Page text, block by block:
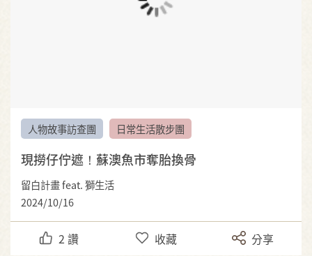
人物故事訪查團 日常生活散步團
現撈仔佇遮！蘇澳魚市奪胎換骨
留白計畫 feat. 獅生活
2024/10/16
2 讚 收藏 分享